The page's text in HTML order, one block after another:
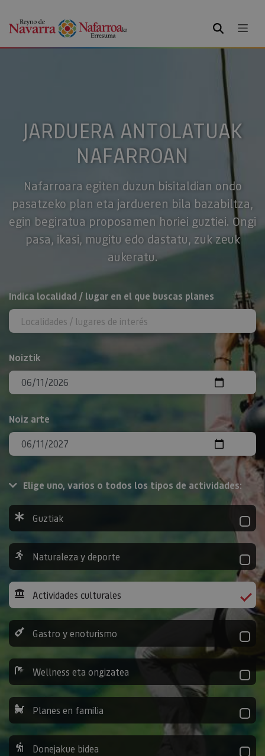
BILATU
JARDUERA ANTOLATUAK
NAFARROAN
Nafarroara egiten duzun bisitaldian ondo
pasatzeko plan eta jardueren bila bazabiltza,
egin begiratua proposamen horiei guztiei. Ongi
pasa, ikasi, mugitu edo dastatu, zuk zeuk
aukeratu.
BILATU
Indica localidad / lugar en el que buscas planes
Noiztik
Noiz arte
Elige uno, varios o todos los tipos de actividades:
Guztiak
Naturaleza y deporte
Actividades culturales
Gastro y enoturismo
Wellness eta ongizatea
Planes en familia
Donejakue bidea